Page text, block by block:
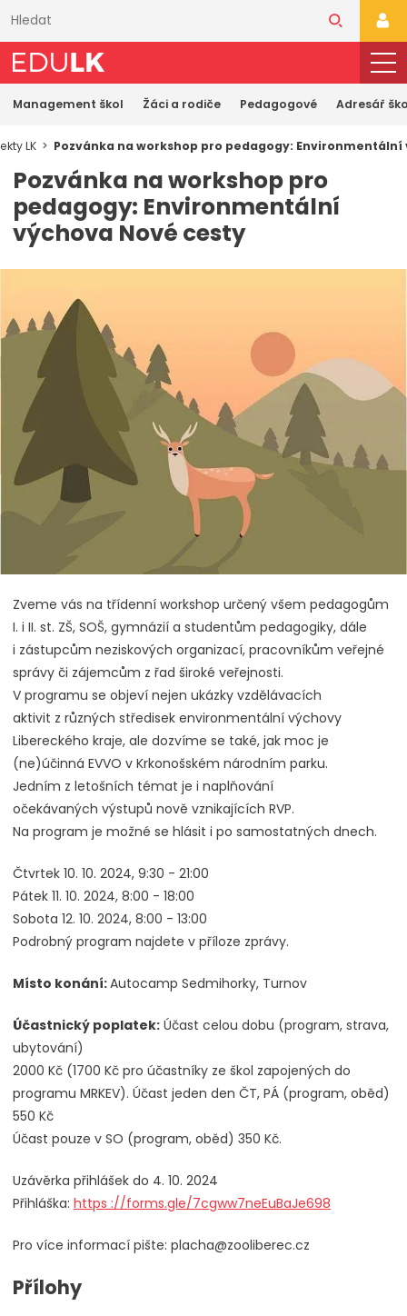
obsahu
Management škol Žáci a rodiče Pedagogové Adresář
LK Pozvánka na workshop pro pedagogy: Environmentální
Pozvánka na workshop pro
pedagogy: Environmentální
výchova Nové cesty
Zveme vás na třídenní workshop určený všem pedagogům
I. i II. st. ZŠ, SOŠ, gymnázií a studentům pedagogiky, dále
i zástupcům neziskových organizací, pracovníkům veřejné
správy či zájemcům z řad široké veřejnosti.
V programu se objeví nejen ukázky vzdělávacích
aktivit z různých středisek environmentální výchovy
Libereckého kraje, ale dozvíme se také, jak moc je
(ne)účinná EVVO v Krkonošském národním parku.
Jedním z letošních témat je i naplňování
očekávaných výstupů nově vznikajících RVP.
Na program je možné se hlásit i po samostatných dnech.
Čtvrtek 10. 10. 2024, 9:30 - 21:00
Pátek 11. 10. 2024, 8:00 - 18:00
Sobota 12. 10. 2024, 8:00 - 13:00
Podrobný program najdete v příloze zprávy.
Místo konání:Autocamp Sedmihorky, Turnov
Účastnický poplatek: Účast celou dobu (program, strava,
ubytování)
2000 Kč (1700 Kč pro účastníky ze škol zapojených do
programu MRKEV). Účast jeden den ČT, PÁ (program, oběd)
550 Kč
Účast pouze v SO (program, oběd) 350 Kč.
Uzávěrka přihlášek do 4. 10. 2024
Přihláška: https ://forms.gle/7cgww7neEuBaJe698
Pro více informací pište: placha@zooliberec.cz
Přílohy